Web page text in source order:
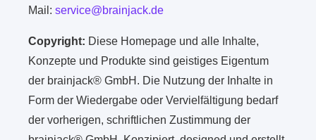
Mail:service@brainjack.de
Copyright: Diese Homepage und alle Inhalte,
Konzepte und Produkte sind geistiges Eigentum
der brainjack® GmbH. Die Nutzung der Inhalte in
Form der Wiedergabe oder Vervielfältigung bedarf
der vorherigen, schriftlichen Zustimmung der